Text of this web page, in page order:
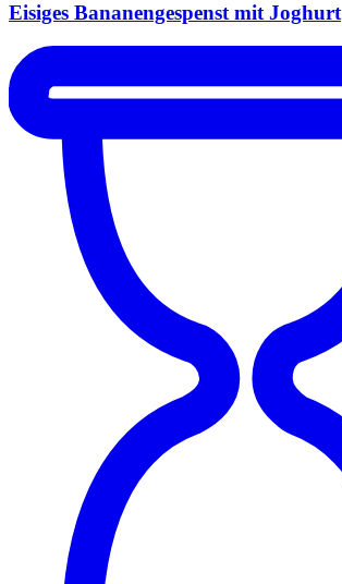
Eisiges Bananengespenst mit Joghurt